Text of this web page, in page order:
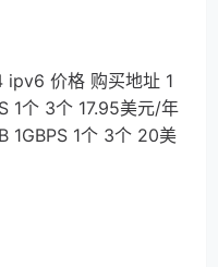
ipv6 价格 购买地址 1
1个 3个 17.95美元/年
1GBPS 1个 3个 20美